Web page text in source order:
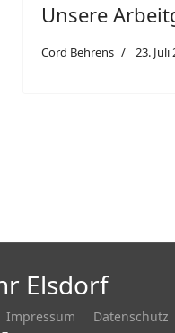
Unsere
Cord Behrens 23. Juli
Elsdorf
Impressum Datenschutz